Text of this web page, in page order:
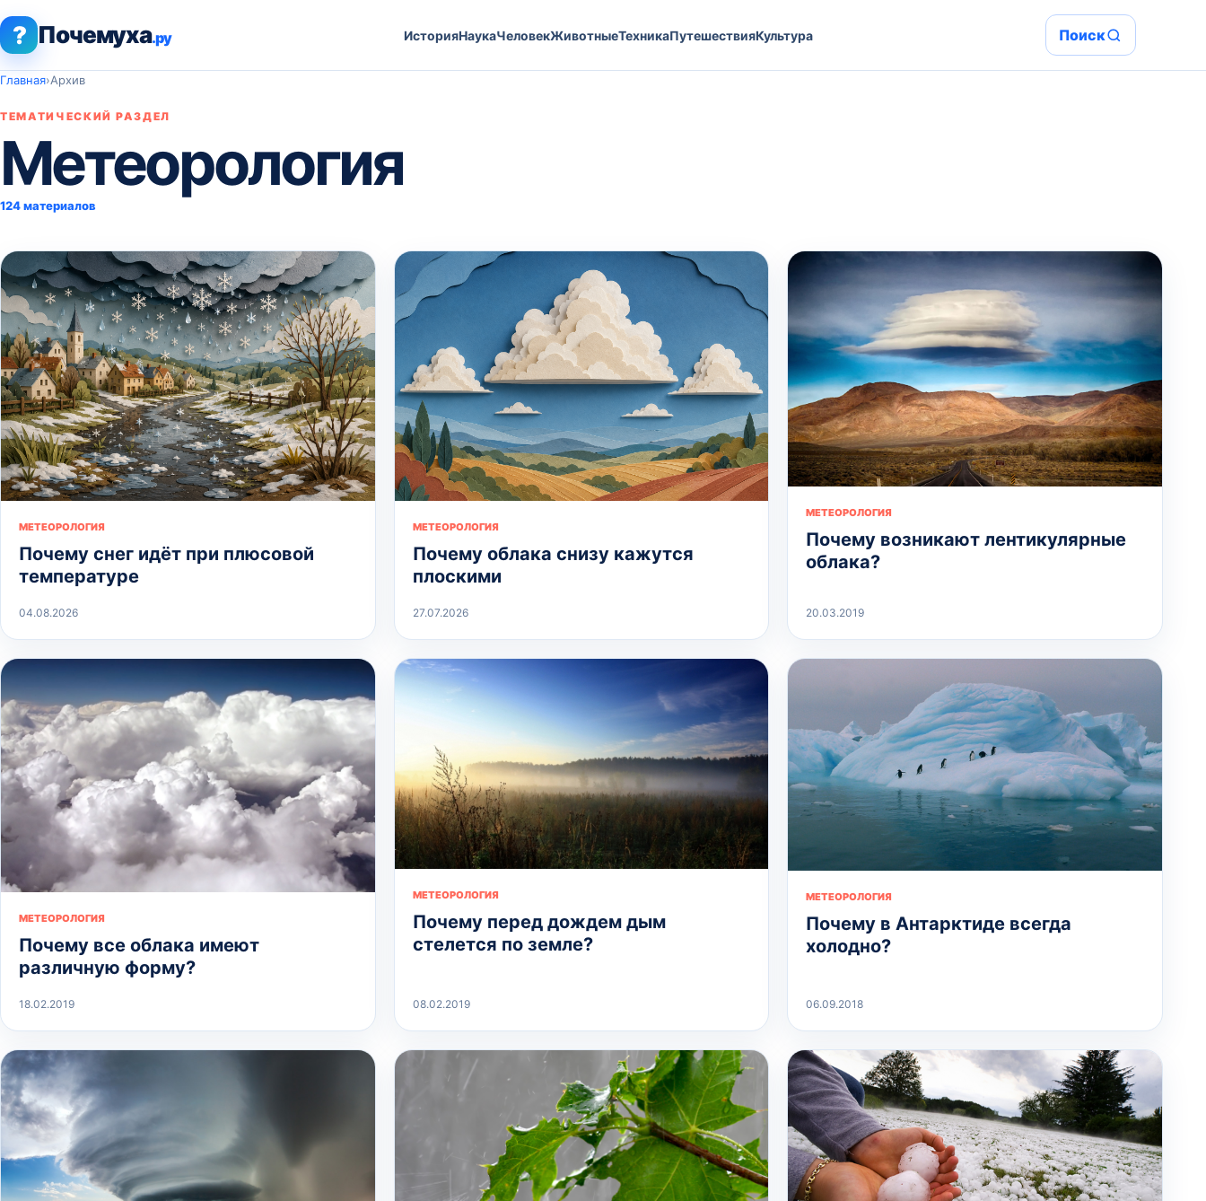
? Почемуха.ру ИсторияНаукаЧеловекЖивотныеТехникаПутешествияКультура Поиск
Главная›Архив
ТЕМАТИЧЕСКИЙ РАЗДЕЛ
Метеорология
124 материалов
МЕТЕОРОЛОГИЯ
Почему снег идёт при плюсовой
температуре
04.08.2026
МЕТЕОРОЛОГИЯ
Почему облака снизу кажутся
плоскими
27.07.2026
МЕТЕОРОЛОГИЯ
Почему возникают лентикулярные
облака?
20.03.2019
МЕТЕОРОЛОГИЯ
Почему все облака имеют
различную форму?
18.02.2019
МЕТЕОРОЛОГИЯ
Почему перед дождем дым
стелется по земле?
08.02.2019
МЕТЕОРОЛОГИЯ
Почему в Антарктиде всегда
холодно?
06.09.2018